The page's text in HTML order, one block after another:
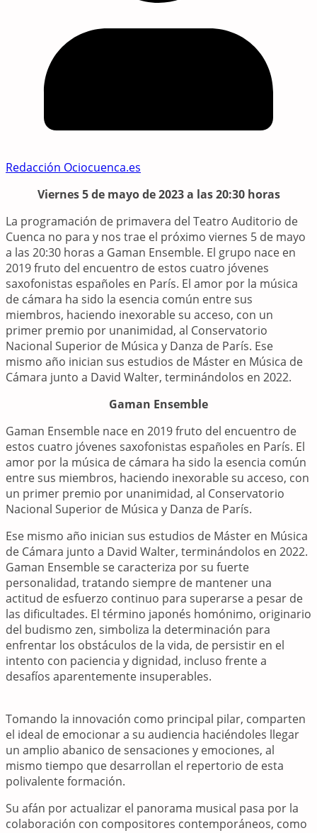
Redacción Ociocuenca.es
Viernes 5 de mayo de 2023 a las 20:30 horas
La programación de primavera del Teatro Auditorio de
Cuenca no para y nos trae el próximo viernes 5 de mayo
a las 20:30 horas a Gaman Ensemble. El grupo nace en
2019 fruto del encuentro de estos cuatro jóvenes
saxofonistas españoles en París. El amor por la música
de cámara ha sido la esencia común entre sus
miembros, haciendo inexorable su acceso, con un
primer premio por unanimidad, al Conservatorio
Nacional Superior de Música y Danza de París. Ese
mismo año inician sus estudios de Máster en Música de
Cámara junto a David Walter, terminándolos en 2022.
Gaman Ensemble
Gaman Ensemble nace en 2019 fruto del encuentro de
estos cuatro jóvenes saxofonistas españoles en París. El
amor por la música de cámara ha sido la esencia común
entre sus miembros, haciendo inexorable su acceso, con
un primer premio por unanimidad, al Conservatorio
Nacional Superior de Música y Danza de París.
Ese mismo año inician sus estudios de Máster en Música
de Cámara junto a David Walter, terminándolos en 2022.
Gaman Ensemble se caracteriza por su fuerte
personalidad, tratando siempre de mantener una
actitud de esfuerzo continuo para superarse a pesar de
las dificultades. El término japonés homónimo, originario
del budismo zen, simboliza la determinación para
enfrentar los obstáculos de la vida, de persistir en el
intento con paciencia y dignidad, incluso frente a
desafíos aparentemente insuperables.
Tomando la innovación como principal pilar, comparten
el ideal de emocionar a su audiencia haciéndoles llegar
un amplio abanico de sensaciones y emociones, al
mismo tiempo que desarrollan el repertorio de esta
polivalente formación.
Su afán por actualizar el panorama musical pasa por la
colaboración con compositores contemporáneos, como